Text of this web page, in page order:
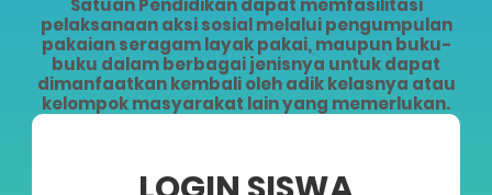
Satuan Pendidikan dapat memfasilitasi
pelaksanaan aksi sosial melalui pengumpulan
pakaian seragam layak pakai, maupun buku-
buku dalam berbagai jenisnya untuk dapat
dimanfaatkan kembali oleh adik kelasnya atau
kelompok masyarakat lain yang memerlukan.